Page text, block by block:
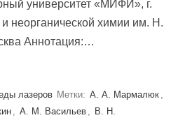
университет «МИФИ», г.
неорганической химии им. Н.
Аннотация:…
лазеров Метки: А. А. Мармалюк ,
, А. М. Васильев , В. Н.